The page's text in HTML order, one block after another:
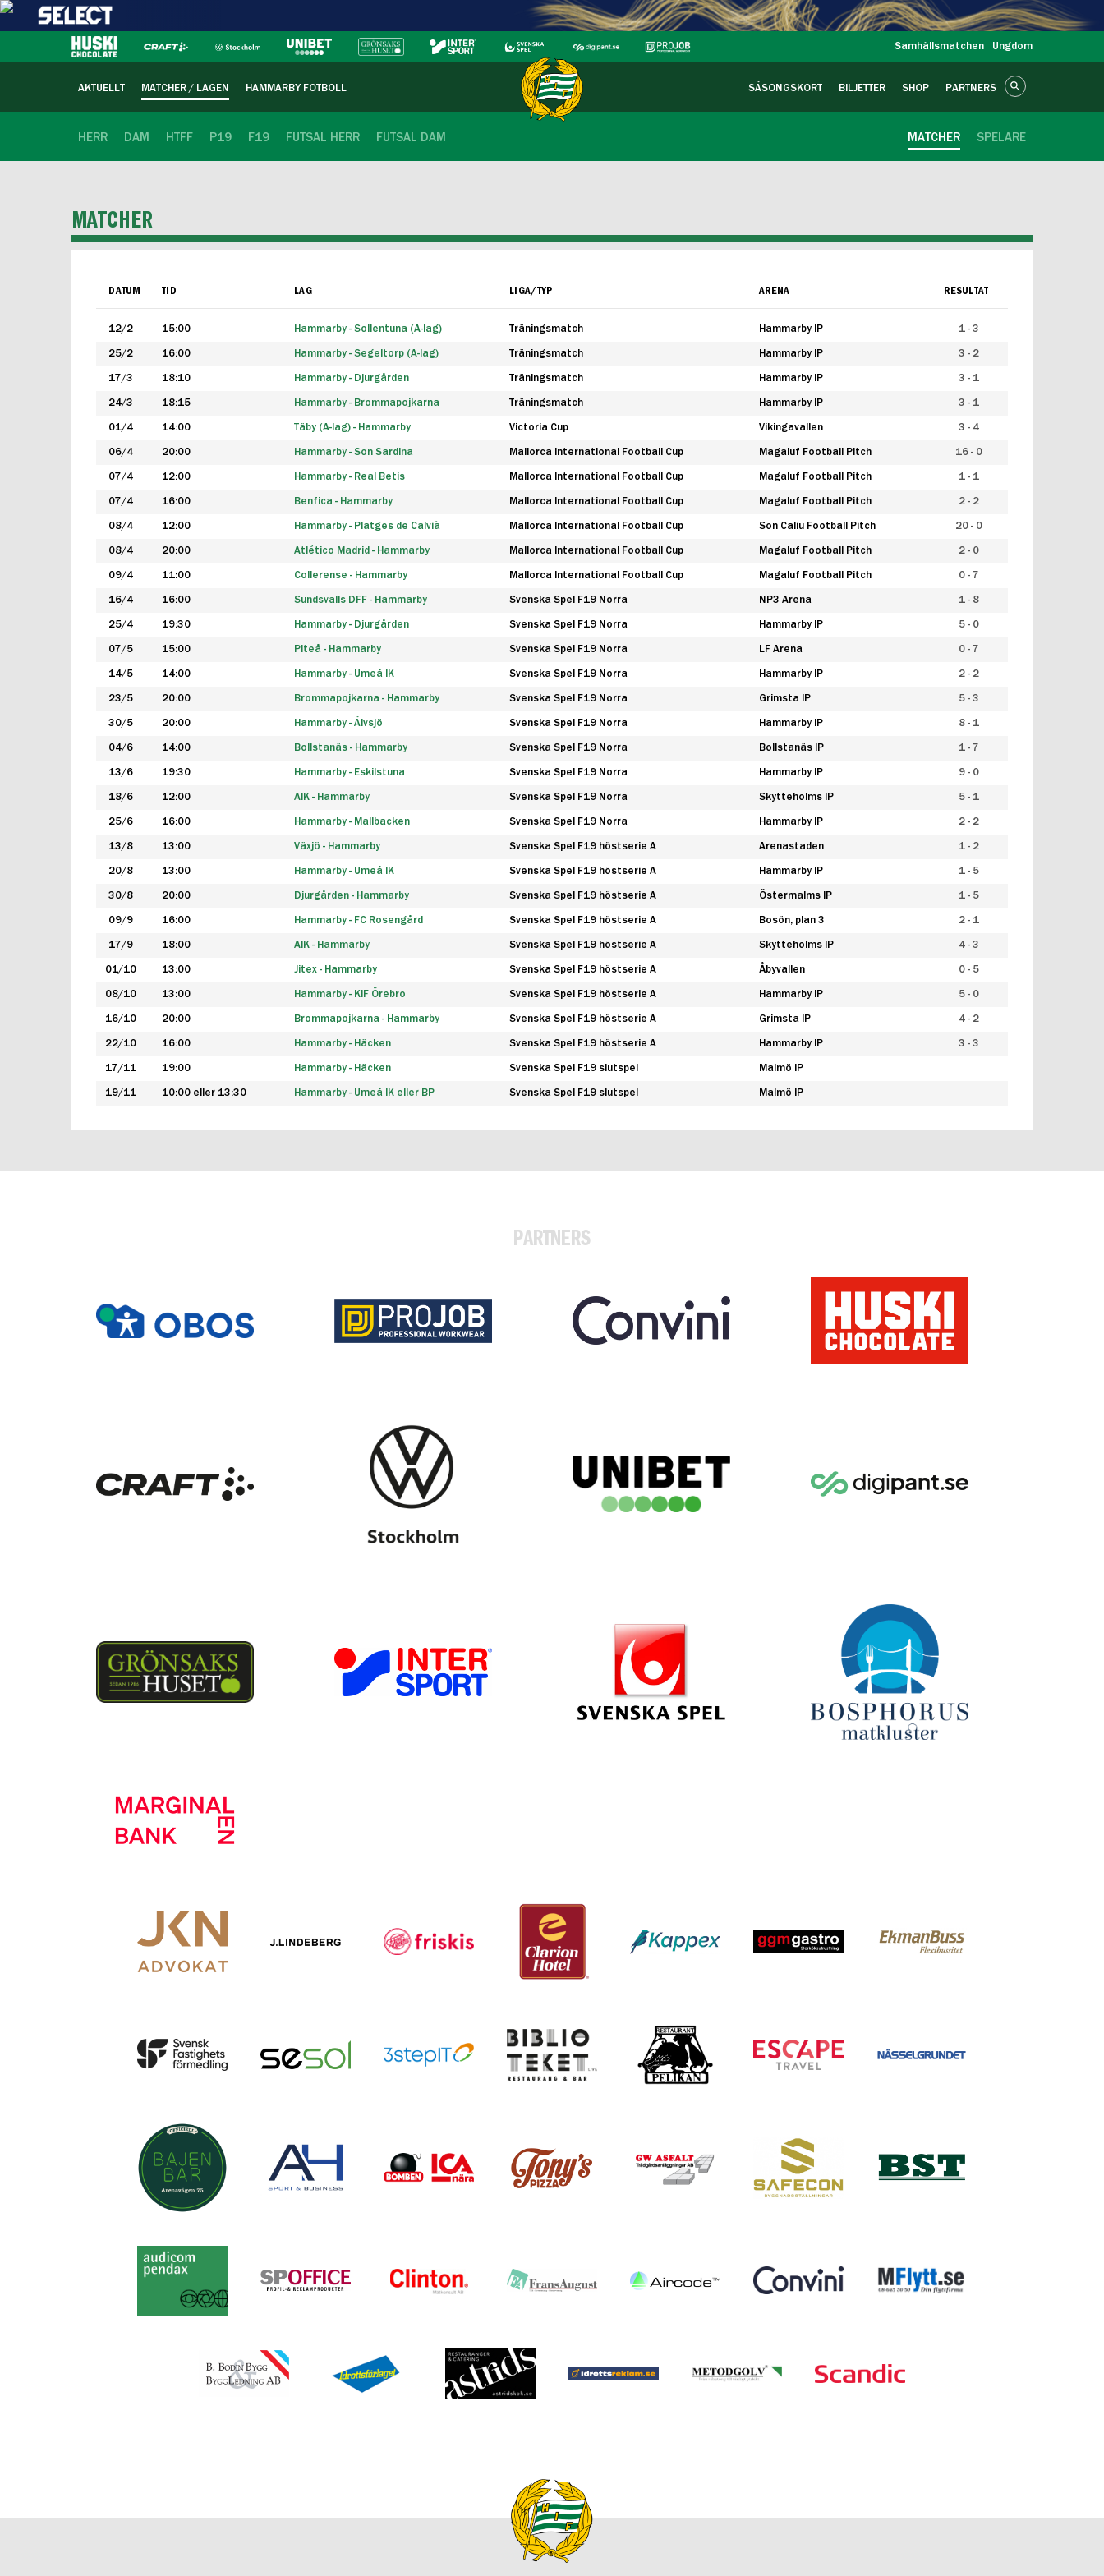
Samhällsmatchen Ungdom
AKTUELLT MATCHER / LAGEN HAMMARBY FOTBOLL SÄSONGSKORT BILJETTER SHOP PARTNERS
HERR DAM HTFF P19 F19 FUTSAL HERR FUTSAL DAM SPELARE
MATCHER
MATCHER
DATUM TID LAG LIGA/TYP ARENA RESULTAT
12/2 15:00 Hammarby - Sollentuna (A-lag) Träningsmatch Hammarby IP 1 - 3
25/2 16:00 Hammarby - Segeltorp (A-lag) Träningsmatch Hammarby IP 3 - 2
17/3 18:10 Hammarby - Djurgården Träningsmatch Hammarby IP 3 - 1
24/3 18:15 Hammarby - Brommapojkarna Träningsmatch Hammarby IP 3 - 1
01/4 14:00 Täby (A-lag) - Hammarby Victoria Cup Vikingavallen 3 - 4
06/4 20:00 Hammarby - Son Sardina Mallorca International Football Cup Magaluf Football Pitch 16 - 0
07/4 12:00 Hammarby - Real Betis Mallorca International Football Cup Magaluf Football Pitch 1 - 1
07/4 16:00 Benfica - Hammarby Mallorca International Football Cup Magaluf Football Pitch 2 - 2
08/4 12:00 Hammarby - Platges de Calvià Mallorca International Football Cup Son Caliu Football Pitch 20 - 0
08/4 20:00 Atlético Madrid - Hammarby Mallorca International Football Cup Magaluf Football Pitch 2 - 0
09/4 11:00 Collerense - Hammarby Mallorca International Football Cup Magaluf Football Pitch 0 - 7
16/4 16:00 Sundsvalls DFF - Hammarby Svenska Spel F19 Norra NP3 Arena 1 - 8
25/4 19:30 Hammarby - Djurgården Svenska Spel F19 Norra Hammarby IP 5 - 0
07/5 15:00 Piteå - Hammarby Svenska Spel F19 Norra LF Arena 0 - 7
14/5 14:00 Hammarby - Umeå IK Svenska Spel F19 Norra Hammarby IP 2 - 2
23/5 20:00 Brommapojkarna - Hammarby Svenska Spel F19 Norra Grimsta IP 5 - 3
30/5 20:00 Hammarby - Älvsjö Svenska Spel F19 Norra Hammarby IP 8 - 1
04/6 14:00 Bollstanäs - Hammarby Svenska Spel F19 Norra Bollstanäs IP 1 - 7
13/6 19:30 Hammarby - Eskilstuna Svenska Spel F19 Norra Hammarby IP 9 - 0
18/6 12:00 AIK - Hammarby Svenska Spel F19 Norra Skytteholms IP 5 - 1
25/6 16:00 Hammarby - Mallbacken Svenska Spel F19 Norra Hammarby IP 2 - 2
13/8 13:00 Växjö - Hammarby Svenska Spel F19 höstserie A Arenastaden 1 - 2
20/8 13:00 Hammarby - Umeå IK Svenska Spel F19 höstserie A Hammarby IP 1 - 5
30/8 20:00 Djurgården - Hammarby Svenska Spel F19 höstserie A Östermalms IP 1 - 5
09/9 16:00 Hammarby - FC Rosengård Svenska Spel F19 höstserie A Bosön, plan 3 2 - 1
17/9 18:00 AIK - Hammarby Svenska Spel F19 höstserie A Skytteholms IP 4 - 3
01/10 13:00 Jitex - Hammarby Svenska Spel F19 höstserie A Åbyvallen 0 - 5
08/10 13:00 Hammarby - KIF Örebro Svenska Spel F19 höstserie A Hammarby IP 5 - 0
16/10 20:00 Brommapojkarna - Hammarby Svenska Spel F19 höstserie A Grimsta IP 4 - 2
22/10 16:00 Hammarby - Häcken Svenska Spel F19 höstserie A Hammarby IP 3 - 3
17/11 19:00 Hammarby - Häcken Svenska Spel F19 slutspel Malmö IP
19/11 10:00 eller 13:30 Hammarby - Umeå IK eller BP Svenska Spel F19 slutspel Malmö IP
PARTNERS